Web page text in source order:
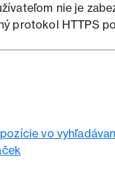
nie je
protokol HTTPS
vo